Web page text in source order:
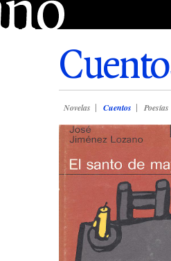
Novelas Cuentos Poesías